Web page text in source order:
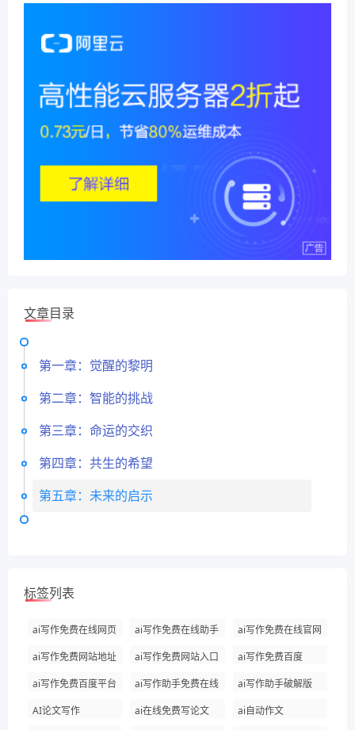
文章目录
第一章：觉醒的黎明
第二章：智能的挑战
第三章：命运的交织
第四章：共生的希望
第五章：未来的启示
标签列表
ai写作免费在线网页 ai写作免费在线助手
ai写作免费在线官网
ai写作免费网站地址
ai写作免费网站入口
ai写作免费百度
ai写作免费百度平台
ai写作助手免费在线
ai写作助手破解版
AI论文写作
ai在线免费写论文 ai自动作文